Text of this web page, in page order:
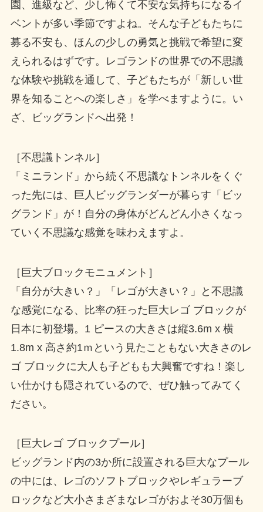
園、進級など、少し怖くて不安な気持ちになるイ
ベントが多い季節ですよね。そんな子どもたちに
募る不安も、ほんの少しの勇気と挑戦で希望に変
えられるはずです。レゴランドの世界での不思議
な体験や挑戦を通して、子どもたちが「新しい世
界を知ることへの楽しさ」を学べますように。い
ざ、ビッグランドへ出発！
［不思議トンネル］
「ミニランド」から続く不思議なトンネルをくぐ
った先には、巨人ビッグランダーが暮らす「ビッ
グランド」が！自分の身体がどんどん小さくなっ
ていく不思議な感覚を味わえますよ。
［巨大ブロックモニュメント］
「自分が大きい？」「レゴが大きい？」と不思議
な感覚になる、比率の狂った巨大レゴ ブロックが
日本に初登場。1 ピースの大きさは縦3.6m x 横
1.8m x 高さ約1ｍという見たこともない大きさのレ
ゴ ブロックに大人も子どもも大興奮ですね！楽し
い仕かけも隠されているので、ぜひ触ってみてく
ださい。
［巨大レゴ ブロックプール］
ビッグランド内の3か所に設置される巨大なプール
の中には、レゴのソフトブロックやレギュラーブ
ロックなど大小さまざまなレゴがおよそ30万個も